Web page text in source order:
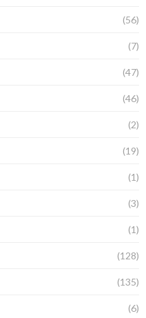
(56)
(7)
(47)
(46)
(2)
(19)
(1)
(3)
(1)
(128)
(135)
(6)